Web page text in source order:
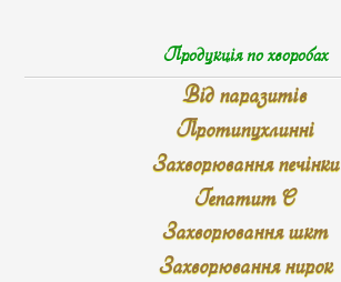
Продукція по хворобах
Від паразитів
Протипухлинні
Захворювання печінки
Гепатит С
Захворювання шкт
Захворювання нирок